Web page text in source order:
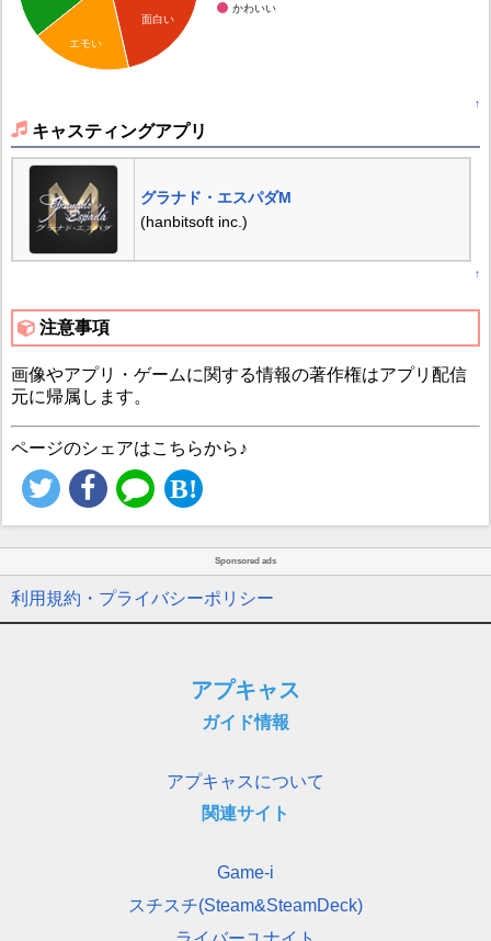
かわいい
面白い
エモい
↑
キャスティングアプリ
グラナド・エスパダM
(hanbitsoft inc.)
↑
注意事項
画像やアプリ・ゲームに関する情報の著作権はアプリ配信
元に帰属します。
ページのシェアはこちらから♪
Sponsored ads
利用規約・プライバシーポリシー
アプキャス
ガイド情報
アプキャスについて
関連サイト
Game-i
スチスチ(Steam&SteamDeck)